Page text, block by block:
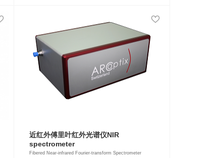
近红外傅里叶红外光谱仪NIR
spectrometer
Fibered Near-infrared Fourier-transform Spectrometer